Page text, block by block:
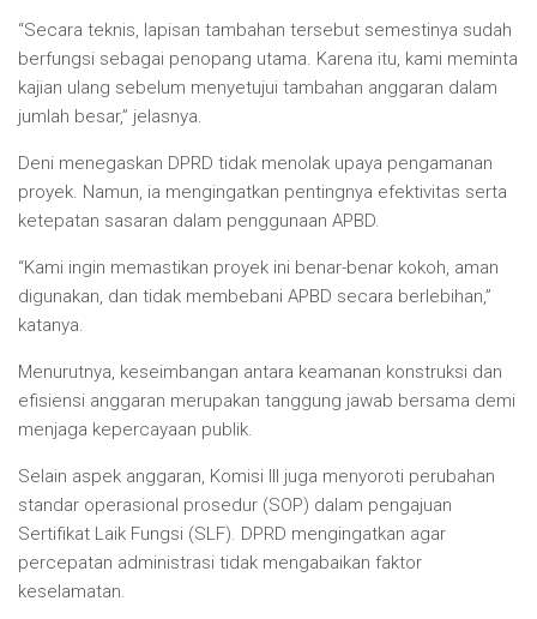
“Secara teknis, lapisan tambahan tersebut semestinya sudah
berfungsi sebagai penopang utama. Karena itu, kami meminta
kajian ulang sebelum menyetujui tambahan anggaran dalam
jumlah besar,” jelasnya.
Deni menegaskan DPRD tidak menolak upaya pengamanan
proyek. Namun, ia mengingatkan pentingnya efektivitas serta
ketepatan sasaran dalam penggunaan APBD.
“Kami ingin memastikan proyek ini benar-benar kokoh, aman
digunakan, dan tidak membebani APBD secara berlebihan,”
katanya.
Menurutnya, keseimbangan antara keamanan konstruksi dan
efisiensi anggaran merupakan tanggung jawab bersama demi
menjaga kepercayaan publik.
Selain aspek anggaran, Komisi III juga menyoroti perubahan
standar operasional prosedur (SOP) dalam pengajuan
Sertifikat Laik Fungsi (SLF). DPRD mengingatkan agar
percepatan administrasi tidak mengabaikan faktor
keselamatan.